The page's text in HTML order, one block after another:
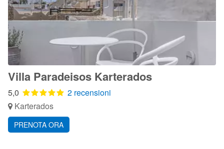
Villa Paradeisos Karterados
5,0
2 recensioni
Karterados
PRENOTA ORA